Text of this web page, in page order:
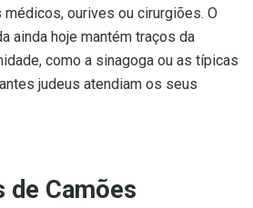
ourives ou cirurgiões. O
ainda hoje mantém traços da
como a sinagoga ou as típicas
judeus atendiam os seus
de Camões